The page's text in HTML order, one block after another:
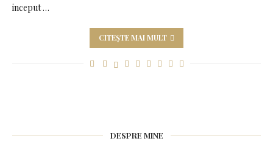
inceput …
CITEȘTE MAI MULT
DESPRE MINE